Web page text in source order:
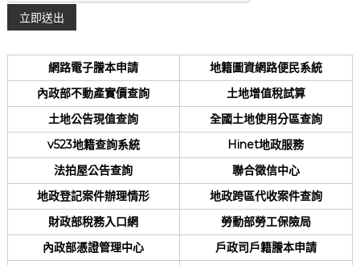
網路電子謄本申請
地籍圖資網路便民系統
內政部不動產實價查詢
土地增值稅試算
土地公告現值查詢
全國土地使用分區查詢
v523地籍查詢系統
Hinet地政服務
法拍屋公告查詢
聯合徵信中心
地政登記案件辦理情形
地政跨區代收案件查詢
財政部稅務入口網
勞動部勞工保險局
內政部憑證管理中心
戶政司戶籍謄本申請